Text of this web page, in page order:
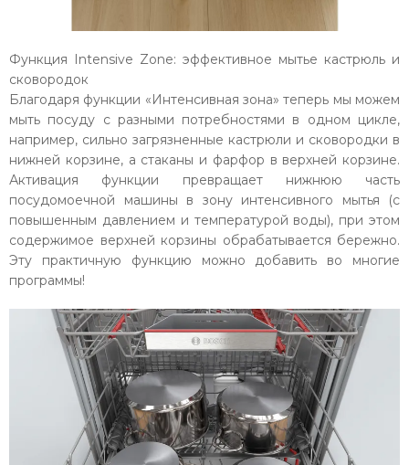
Функция Intensive Zone: эффективное мытье кастрюль и
сковородок
Благодаря функции «Интенсивная зона» теперь мы можем
мыть посуду с разными потребностями в одном цикле,
например, сильно загрязненные кастрюли и сковородки в
нижней корзине, а стаканы и фарфор в верхней корзине.
Активация функции превращает нижнюю часть
посудомоечной машины в зону интенсивного мытья (с
повышенным давлением и температурой воды), при этом
содержимое верхней корзины обрабатывается бережно.
Эту практичную функцию можно добавить во многие
программы!